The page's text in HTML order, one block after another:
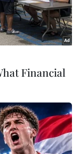
Financial